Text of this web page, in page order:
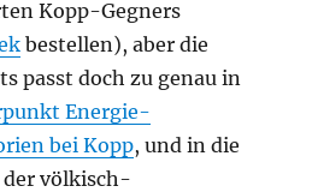
Kopp-Gegners
bestellen), aber die
passt doch zu genau in
Energie-
bei Kopp, und in die
der völkisch-